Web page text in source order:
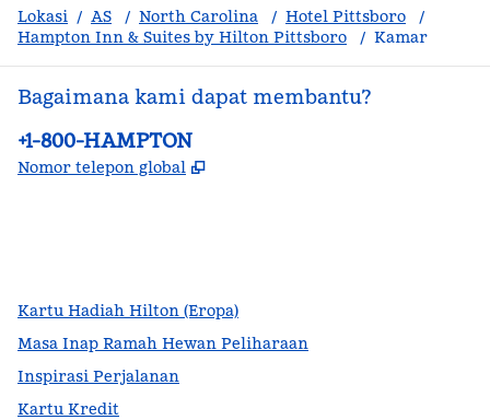
Lokasi / AS / North Carolina / Hotel Pittsboro
/
Hampton Inn & Suites by Hilton Pittsboro
/ Kamar
Bagaimana kami dapat membantu?
Telepon:
+1-800-HAMPTON
Nomor telepon global ,
Kartu Hadiah Hilton (Eropa)
Masa Inap Ramah Hewan Peliharaan
Inspirasi Perjalanan
Kartu Kredit